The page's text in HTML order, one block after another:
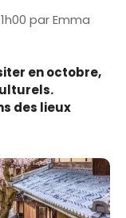
parEmma
en octobre,
des lieux